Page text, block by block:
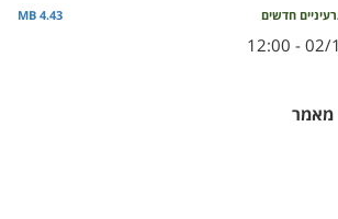
חדשים 4.43 MB
מאמר